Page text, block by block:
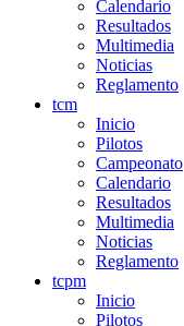
Calendario
Resultados
Multimedia
Noticias
Reglamento
tcm
Inicio
Pilotos
Campeonato
Calendario
Resultados
Multimedia
Noticias
Reglamento
tcpm
Inicio
Pilotos